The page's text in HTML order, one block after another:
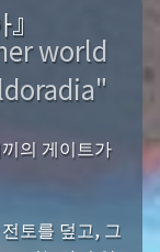
world
의 게이트가
토를 덮고, 그